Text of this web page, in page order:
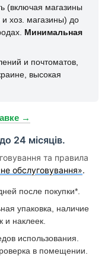
(включая магазины
хоз. магазины) до
Минимальная
и почтоматов,
высокая
→
24 місяців.
та правила
обслуговування».
после покупки*.
упаковка, наличие
и наклеек.
использования.
в помещении.